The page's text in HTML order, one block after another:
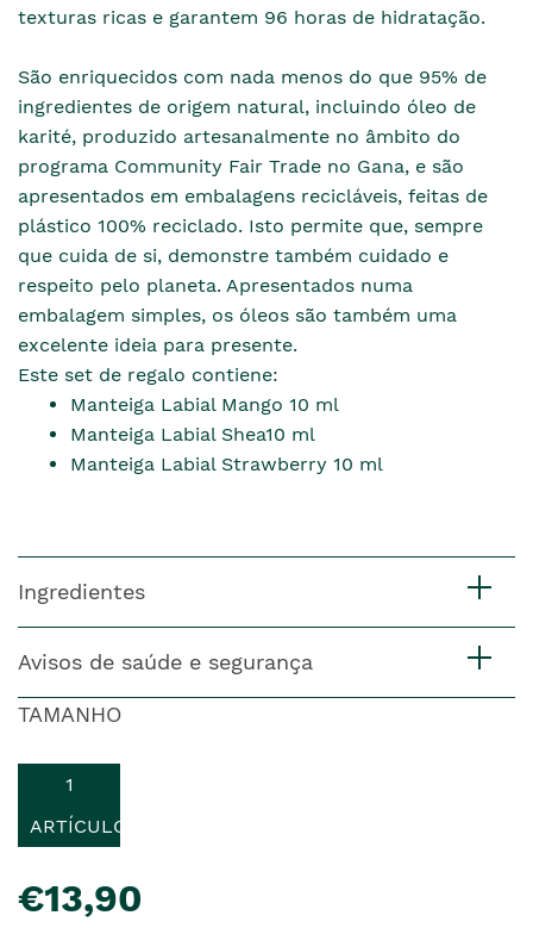
texturas ricas e garantem 96 horas de hidratação.
São enriquecidos com nada menos do que 95% de
ingredientes de origem natural, incluindo óleo de
karité, produzido artesanalmente no âmbito do
programa Community Fair Trade no Gana, e são
apresentados em embalagens recicláveis, feitas de
plástico 100% reciclado. Isto permite que, sempre
que cuida de si, demonstre também cuidado e
respeito pelo planeta. Apresentados numa
embalagem simples, os óleos são também uma
excelente ideia para presente.
Este set de regalo contiene:
Manteiga Labial Mango 10 ml
Manteiga Labial Shea10 ml
Manteiga Labial Strawberry 10 ml
Ingredientes
Avisos de saúde e segurança
TAMANHO
1
ARTÍCULO
€13,90